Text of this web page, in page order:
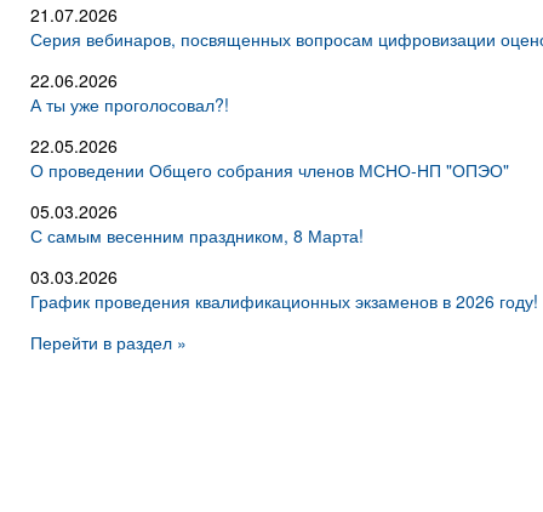
21.07.2026
Серия вебинаров, посвященных вопросам цифровизации
22.06.2026
А ты уже проголосовал?!
22.05.2026
О проведении Общего собрания членов МСНО-НП "ОПЭО"
05.03.2026
С самым весенним праздником, 8 Марта!
03.03.2026
График проведения квалификационных экзаменов в 2026 году!
Перейти в раздел »